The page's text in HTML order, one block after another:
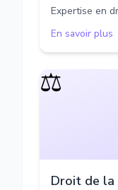
Expertise en
En savoir plus
⚖️
Droit de la